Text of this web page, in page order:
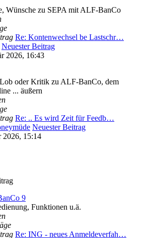
Wünsche zu SEPA mit ALF-BanCo
Re: Kontenwechsel be Lastschr…
Neuester Beitrag
2026, 16:43
oder Kritik zu ALF-BanCo, dem
... äußern
Re: .. Es wird Zeit für Feedb…
Neuester Beitrag
2026, 15:14
9
Funktionen u.ä.
Re: ING - neues Anmeldeverfah…